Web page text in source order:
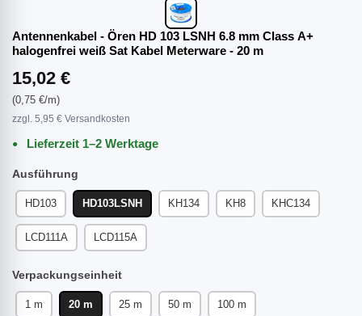
Antennenkabel - Ören HD 103 LSNH 6.8 mm Class A+
halogenfrei weiß Sat Kabel Meterware - 20 m
15,02 €
(0,75 €/m)
zzgl. 5,95 € Versandkosten
Lieferzeit 1–2 Werktage
Ausführung
HD103 HD103LSNH KH134 KH8 KHC134
LCD111A LCD115A
Verpackungseinheit
1 m 20 m 25 m 50 m 100 m